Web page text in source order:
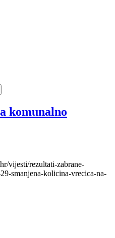
komunalno
vijesti/rezultati-zabrane-
smanjena-kolicina-vrecica-na-